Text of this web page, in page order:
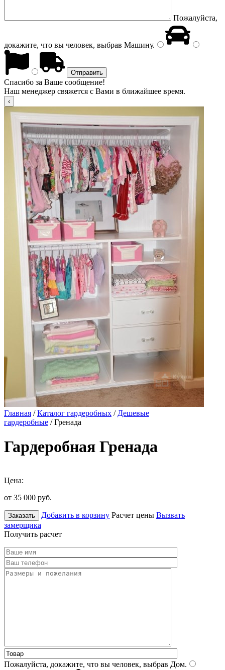
Пожалуйста,
докажите, что вы человек, выбрав Машину.
Спасибо за Ваше сообщение!
Наш менеджер свяжется с Вами в ближайшее время.
Главная /Каталог гардеробных / Дешевые
гардеробные / Гренада
Гардеробная Гренада
Цена:
от 35 000 руб.
Заказать Добавить в корзину Расчет цены Вызвать
замерщика
Получить расчет
Пожалуйста, докажите, что вы человек, выбрав Дом.